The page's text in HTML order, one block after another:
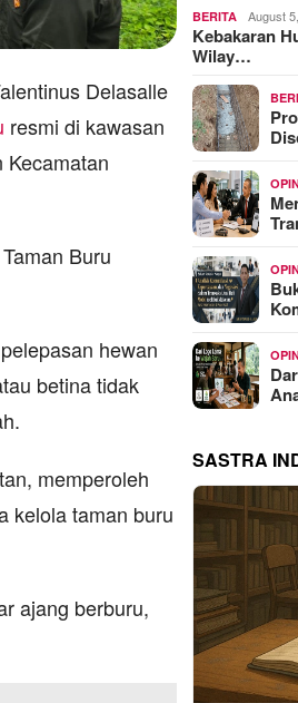
Delasalle
resmi di kawasan
Kecamatan
Buru
hewan
betina tidak
memperoleh
kelola taman buru
ajang berburu,
BERITA August
Kebakaran
Wilay…
SASTRA